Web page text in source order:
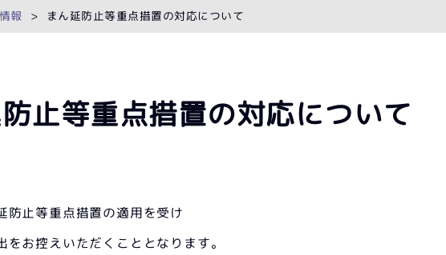
報 まん延防止等重点措置の対応について
止等重点措置の対応について
防止等重点措置の適用を受け
をお控えいただくこととなります。